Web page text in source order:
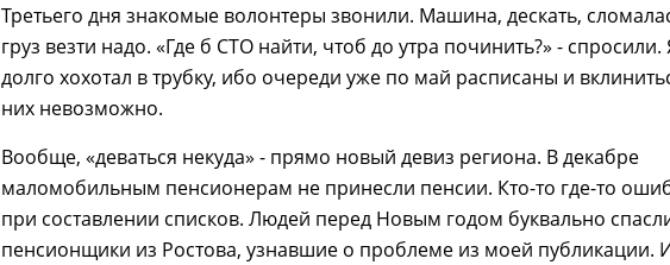
Третьего дня знакомые волонтеры звонили. Машина, дескать,
груз везти надо. «Где б СТО найти, чтоб до утра починить?» - спросили.
долго хохотал в трубку, ибо очереди уже по май расписаны и
них невозможно.
Вообще, «деваться некуда» - прямо новый девиз региона. В декабре
маломобильным пенсионерам не принесли пенсии. Кто-то где-то
при составлении списков. Людей перед Новым годом буквально
пенсионщики из Ростова, узнавшие о проблеме из моей публикации.